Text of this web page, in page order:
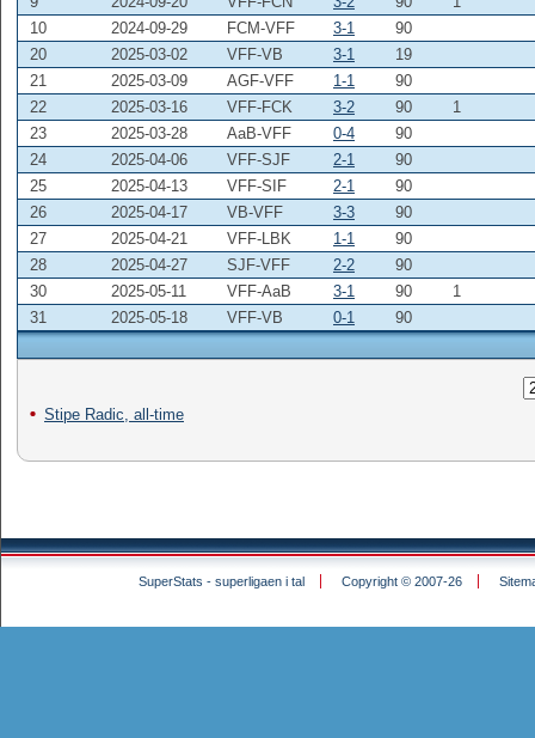
10
2024-09-29 FCM-VFF 3-1
90
20
2025-03-02 VFF-VB 3-1
19
21
2025-03-09 AGF-VFF 1-1
90
22
2025-03-16 VFF-FCK 3-2 90
1
23
2025-03-28 AaB-VFF 0-4
90
24
2025-04-06 VFF-SJF 2-1
90
25
2025-04-13 VFF-SIF 2-1
90
26
2025-04-17 VB-VFF 3-3
90
27
2025-04-21 VFF-LBK 1-1
90
28
2025-04-27 SJF-VFF 2-2
90
30
2025-05-11 VFF-AaB 3-1 90
1
31
2025-05-18 VFF-VB 0-1 90
Stipe Radic, all-time
SuperStats - superligaen i tal Copyright © 2007-26